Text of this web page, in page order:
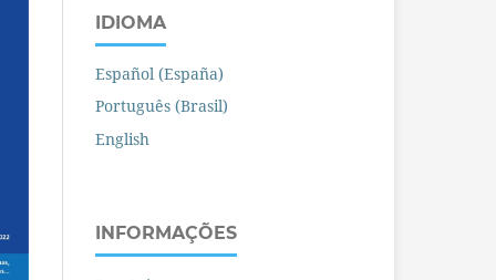
IDIOMA
Español (España)
Português (Brasil)
English
INFORMAÇÕES